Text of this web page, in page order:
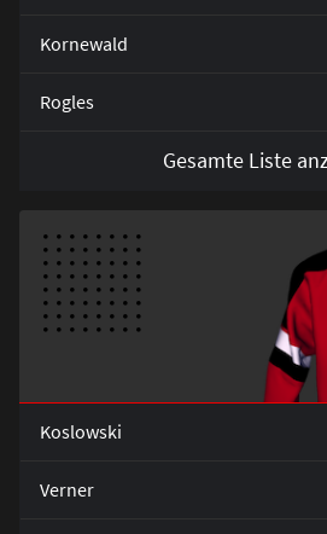
Kornewald
Rogles
Gesamte Liste
Koslowski
Verner